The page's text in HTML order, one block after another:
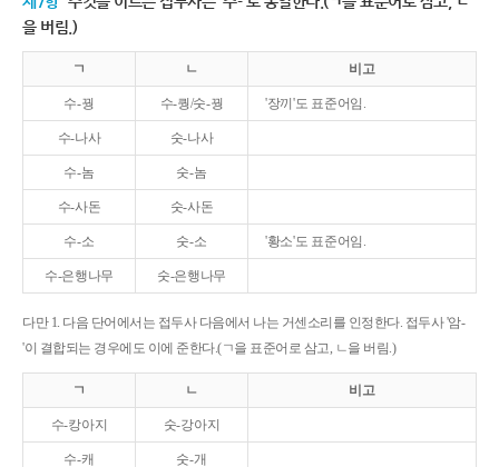
을 버림.)
ㄱ ㄴ 비고
수-꿩 수-퀑/숫-꿩 '장끼'도 표준어임.
수-나사 숫-나사
수-놈 숫-놈
수-사돈 숫-사돈
수-소 숫-소 '황소'도 표준어임.
수-은행나무 숫-은행나무
다만 1. 다음 단어에서는 접두사 다음에서 나는 거센소리를 인정한다. 접두사 '암-
'이 결합되는 경우에도 이에 준한다.(ㄱ을 표준어로 삼고, ㄴ을 버림.)
ㄱ ㄴ 비고
수-캉아지 숫-강아지
수-캐 숫-개